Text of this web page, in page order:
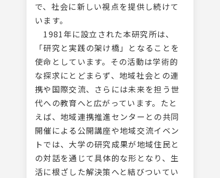
で、社会に新しい視点を提供し続けて
います。
1981年に設立された本研究所は、
「研究と実践の架け橋」となることを
使命としています。その活動は学術的
な探求にとどまらず、地域社会との連
携や国際交流、さらには未来を担う世
代への教育へと広がっています。たと
えば、地域連携推進センターとの共同
開催による公開講座や地域交流イベン
トでは、大学の研究成果が地域住民と
の対話を通じて具体的な形となり、生
活に根ざした解決策へと結びついてい